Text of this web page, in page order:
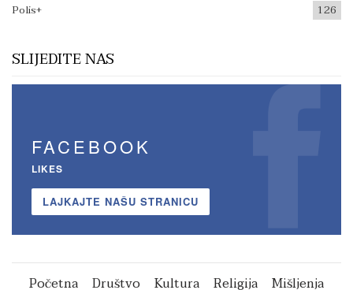
Polis+
126
SLIJEDITE NAS
FACEBOOK
LIKES
LAJKAJTE NAŠU STRANICU
Početna Društvo Kultura Religija Mišljenja